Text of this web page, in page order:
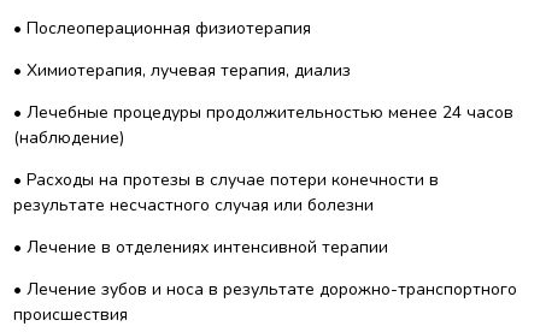
• Послеоперационная физиотерапия
• Химиотерапия, лучевая терапия, диализ
• Лечебные процедуры продолжительностью менее 24 часов
(наблюдение)
• Расходы на протезы в случае потери конечности в
результате несчастного случая или болезни
• Лечение в отделениях интенсивной терапии
• Лечение зубов и носа в результате дорожно-транспортного
происшествия